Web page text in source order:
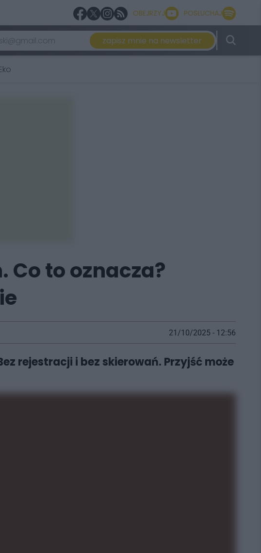
OBEJRZYJ POSŁUCHAJ
zapisz mnie na newsletter
Co to oznacza?
21/10/2025 - 12:56
rejestracji i bez skierowań. Przyjść może